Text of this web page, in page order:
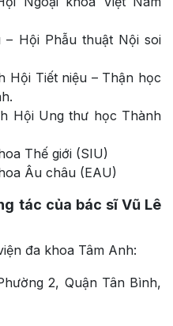
– Hội Phẫu thuật Nội soi
Hội Tiết niệu – Thận học
Hội Ung thư học Thành
Thế giới (SIU)
Âu châu (EAU)
tác của bác sĩ Vũ Lê
đa khoa Tâm Anh:
2, Quận Tân Bình,